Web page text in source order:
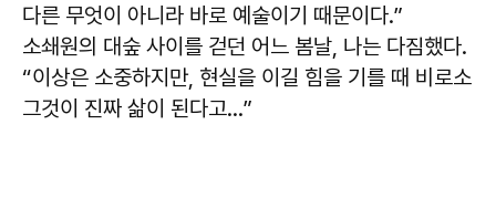
다른 무엇이 아니라 바로 예술이기 때문이다.”
소쇄원의 대숲 사이를 걷던 어느 봄날, 나는 다짐했다.
“이상은 소중하지만, 현실을 이길 힘을 기를 때 비로소
그것이 진짜 삶이 된다고...”